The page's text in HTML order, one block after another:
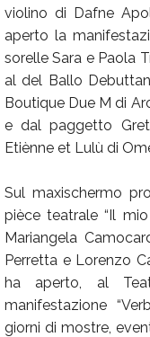
violino di Dafne
aperto la
sorelle Sara e Paola
al del Ballo
Boutique Due M di
e dal paggetto
Etiènne et Lulù di
Sul maxischermo
pièce teatrale “Il
Mariangela
Perretta e Lorenzo
ha aperto, al
manifestazione
giorni di mostre,